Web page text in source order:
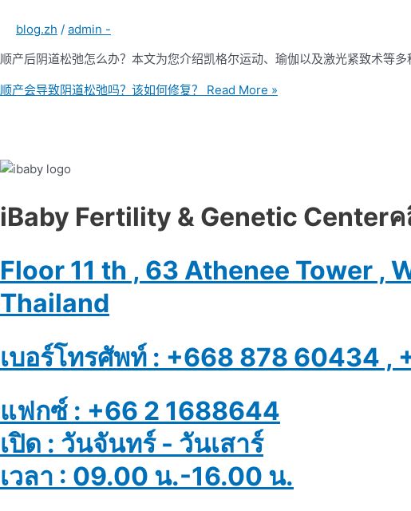
blog.zh / admin -
顺产后阴道松弛怎么办？本文为您介绍凯格尔运动、瑜伽以及激光紧致术等
顺产会导致阴道松弛吗？该如何修复？ Read More »
iBaby Fertility & Genetic Center​
Floor 11 th , 63 Athenee Tower ,
Thailand
เบอร์โทรศัพท์ : +668 878 60434 ,
แฟกซ์ : +66 2 1688644
เปิด : วันจันทร์ - วันเสาร์
เวลา : 09.00 น.-16.00 น.